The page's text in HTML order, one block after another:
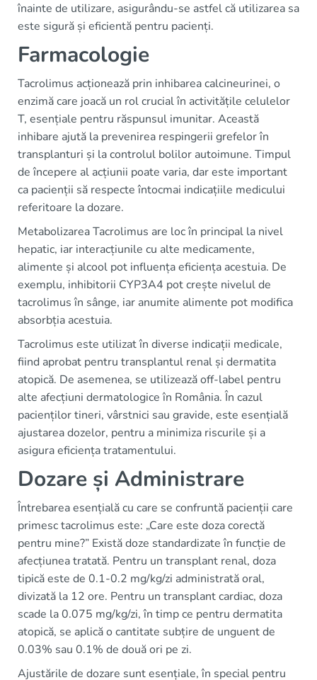
înainte de utilizare, asigurându-se astfel că utilizarea sa
este sigură și eficientă pentru pacienți.
Farmacologie
Tacrolimus acționează prin inhibarea calcineurinei, o
enzimă care joacă un rol crucial în activitățile celulelor
T, esențiale pentru răspunsul imunitar. Această
inhibare ajută la prevenirea respingerii grefelor în
transplanturi și la controlul bolilor autoimune. Timpul
de începere al acțiunii poate varia, dar este important
ca pacienții să respecte întocmai indicațiile medicului
referitoare la dozare.
Metabolizarea Tacrolimus are loc în principal la nivel
hepatic, iar interacțiunile cu alte medicamente,
alimente și alcool pot influența eficiența acestuia. De
exemplu, inhibitorii CYP3A4 pot crește nivelul de
tacrolimus în sânge, iar anumite alimente pot modifica
absorbția acestuia.
Tacrolimus este utilizat în diverse indicații medicale,
fiind aprobat pentru transplantul renal și dermatita
atopică. De asemenea, se utilizează off-label pentru
alte afecțiuni dermatologice în România. În cazul
pacienților tineri, vârstnici sau gravide, este esențială
ajustarea dozelor, pentru a minimiza riscurile și a
asigura eficiența tratamentului.
Dozare și Administrare
Întrebarea esențială cu care se confruntă pacienții care
primesc tacrolimus este: „Care este doza corectă
pentru mine?” Există doze standardizate în funcție de
afecțiunea tratată. Pentru un transplant renal, doza
tipică este de 0.1-0.2 mg/kg/zi administrată oral,
divizată la 12 ore. Pentru un transplant cardiac, doza
scade la 0.075 mg/kg/zi, în timp ce pentru dermatita
atopică, se aplică o cantitate subțire de unguent de
0.03% sau 0.1% de două ori pe zi.
Ajustările de dozare sunt esențiale, în special pentru